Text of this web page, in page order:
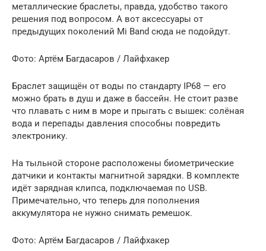
металлические браслеты, правда, удобство такого
решения под вопросом. А вот аксессуары от
предыдущих поколений Mi Band сюда не подойдут.
Фото: Артём Багдасаров / Лайфхакер
Браслет защищён от воды по стандарту IP68 — его
можно брать в душ и даже в бассейн. Не стоит разве
что плавать с ним в море и прыгать с вышек: солёная
вода и перепады давления способны повредить
электронику.
На тыльной стороне расположены биометрические
датчики и контакты магнитной зарядки. В комплекте
идёт зарядная клипса, подключаемая по USB.
Примечательно, что теперь для пополнения
аккумулятора не нужно снимать ремешок.
Фото: Артём Багдасаров / Лайфхакер